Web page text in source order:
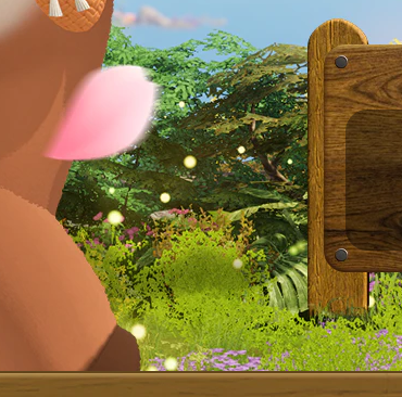
종
료
된
이
벤
트
입
니
다
.